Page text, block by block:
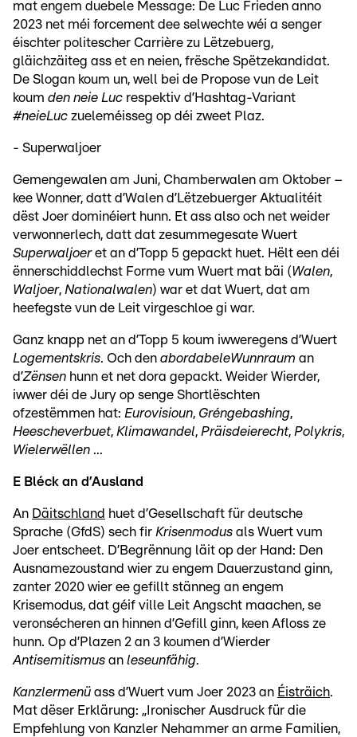
mat engem duebele Message: De Luc Frieden anno
2023 net méi forcement dee selwechte wéi a senger
éischter politescher Carrière zu Lëtzebuerg,
gläichzäiteg ass et en neien, frësche Spëtzekandidat.
De Slogan koum un, well bei de Propose vun de Leit
koum den neie Luc respektiv d’Hashtag-Variant
#neieLuc zueleméisseg op déi zweet Plaz.
- Superwaljoer
Gemengewalen am Juni, Chamberwalen am Oktober –
kee Wonner, datt d’Walen d’Lëtzebuerger Aktualitéit
dëst Joer dominéiert hunn. Et ass also och net weider
verwonnerlech, datt dat zesummegesate Wuert
Superwaljoeret an d’Topp 5 gepackt huet. Hëlt een déi
ënnerschiddlechst Forme vum Wuert mat bäi (Walen,
Waljoer, Nationalwalen) war et dat Wuert, dat am
heefegste vun de Leit virgeschloe gi war.
Ganz knapp net an d’Topp 5 koum iwweregens d’Wuert
Logementskris. Och den abordabeleWunnraum an
d’Zënsen hunn et net dora gepackt. Weider Wierder,
iwwer déi de Jury op senge Shortlëschten
ofzestëmmen hat: Eurovisioun, Gréngebashing,
Heescheverbuet, Klimawandel, Präisdeierecht, Polykris,
Wielerwëllen ...
E Bléck an d’Ausland
An Däitschland huet d’Gesellschaft für deutsche
Sprache (GfdS) sech fir Krisenmodus als Wuert vum
Joer entscheet. D’Begrënnung läit op der Hand: Den
Ausnamezoustand wier zu engem Dauerzustand ginn,
zanter 2020 wier ee gefillt stänneg an engem
Krisemodus, dat géif ville Leit Angscht maachen, se
veronsécheren an hinnen d’Gefill ginn, keen Afloss ze
hunn. Op d’Plazen 2 an 3 koumen d’Wierder
Antisemitismus an leseunfähig.
Kanzlermenü ass d’Wuert vum Joer 2023 an Éisträich.
Mat dëser Erklärung: „Ironischer Ausdruck für die
Empfehlung von Kanzler Nehammer an arme Familien,